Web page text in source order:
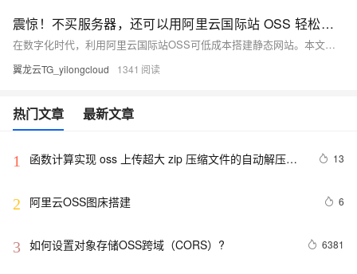
震惊！不买服务器，还可以用阿里云国际站 OSS 轻松搭建静态网站
在数字化时代，利用阿里云国际站OSS可低成本搭建静态网站。本文详解OSS优势及步骤：创建Bucket、上传文件、配置首页与404页面、绑定域名等，助你快速上线个人或小型业务网站，操作简单，成本低廉，适合初学者与中小企业。
翼龙云TG_yilongcloud 1341
热门文章 最新文章
1
函数计算实现 oss 上传超大 zip 压缩文件的自动解压处
13
2 阿里云OSS图床搭建 6
3 如何设置对象存储OSS跨域（CORS）? 6381